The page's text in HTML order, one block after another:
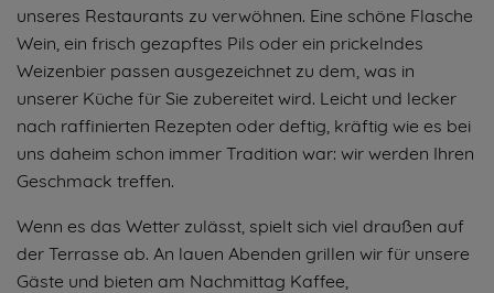
unseres Restaurants zu verwöhnen. Eine schöne Flasche
Wein, ein frisch gezapftes Pils oder ein prickelndes
Weizenbier passen ausgezeichnet zu dem, was in
unserer Küche für Sie zubereitet wird. Leicht und lecker
nach raffinierten Rezepten oder deftig, kräftig wie es bei
uns daheim schon immer Tradition war: wir werden Ihren
Geschmack treffen.
Wenn es das Wetter zulässt, spielt sich viel draußen auf
der Terrasse ab. An lauen Abenden grillen wir für unsere
Gäste und bieten am Nachmittag Kaffee,